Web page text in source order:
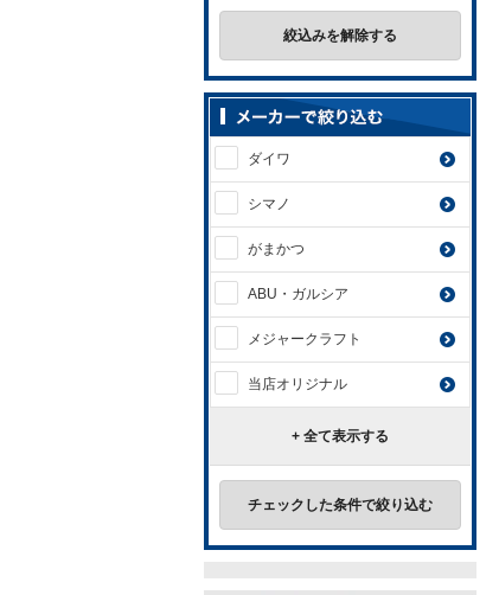
絞込みを解除する
ダイワ
シマノ
がまかつ
ABU・ガルシア
メジャークラフト
当店オリジナル
+ 全て表示する
チェックした条件で絞り込む